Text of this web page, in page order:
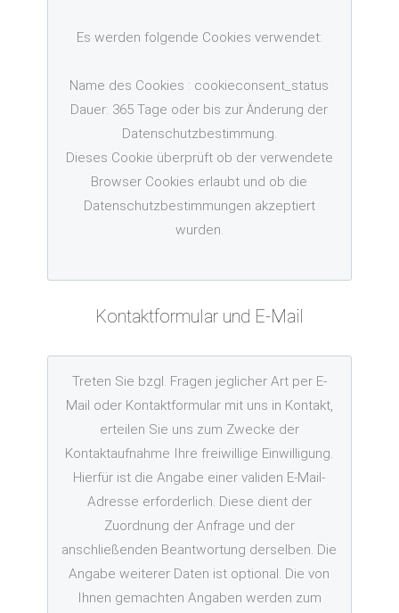
Es werden folgende Cookies verwendet:
Name des Cookies : cookieconsent_status
Dauer: 365 Tage oder bis zur Änderung der
Datenschutzbestimmung.
Dieses Cookie überprüft ob der verwendete
Browser Cookies erlaubt und ob die
Datenschutzbestimmungen akzeptiert
wurden.
Kontaktformular und E-Mail
Treten Sie bzgl. Fragen jeglicher Art per E-
Mail oder Kontaktformular mit uns in Kontakt,
erteilen Sie uns zum Zwecke der
Kontaktaufnahme Ihre freiwillige Einwilligung.
Hierfür ist die Angabe einer validen E-Mail-
Adresse erforderlich. Diese dient der
Zuordnung der Anfrage und der
anschließenden Beantwortung derselben. Die
Angabe weiterer Daten ist optional. Die von
Ihnen gemachten Angaben werden zum